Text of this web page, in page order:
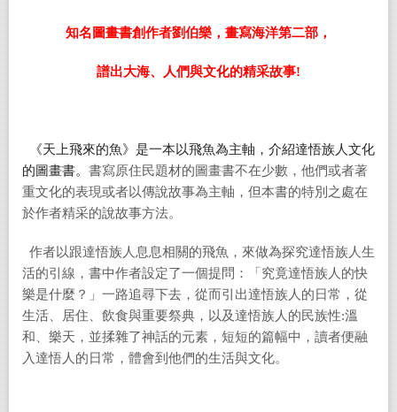
知名圖畫書創作者劉伯樂，畫寫海洋第二部，
譜出大海、人們與文化的精采故事!
《天上飛來的魚》是一本以飛魚為主軸，介紹達悟族人文化
的圖畫書。 書寫原住民題材的圖畫書不在少數，他們或者著
重文化的表現或者以傳說故事為主軸，但本書的特別之處在
於作者精采的說故事方法。
作者以跟達悟族人息息相關的飛魚，來做為探究達悟族人生
活的引線，書中作者設定了一個提問：「究竟達悟族人的快
樂是什麼？」一路追尋下去，從而引出達悟族人的日常，從
生活、居住、飲食與重要祭典，以及達悟族人的民族性:溫
和、樂天，並揉雜了神話的元素，短短的篇幅中，讀者便融
入達悟人的日常，體會到他們的生活與文化。